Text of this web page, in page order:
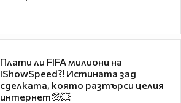
Плати ли FIFA милиони на
IShowSpeed?! Истината зад
сделката, която разтърси целия
интернет🤑💥